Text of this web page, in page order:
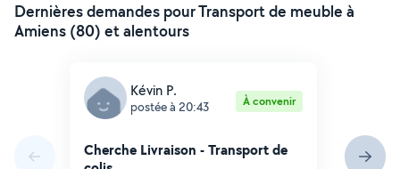
Dernières demandes pour Transport de meuble à
Amiens (80) et alentours
Kévin P.
postée à 20:43 À convenir
Cherche Livraison - Transport de